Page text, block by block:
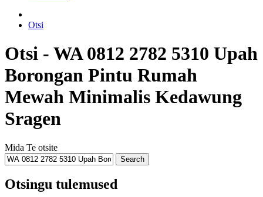
Otsi
Otsi - WA 0812 2782 5310 Upah
Borongan Pintu Rumah
Mewah Minimalis Kedawung
Sragen
Mida Te otsite
Otsingu tulemused